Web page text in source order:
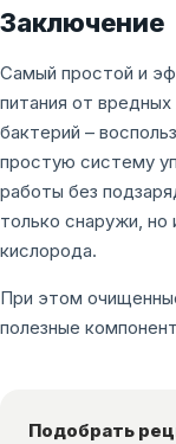
Заключение
Самый простой и
питания от
бактерий –
простую систему
работы без
только снаружи,
кислорода.
При этом
полезные
Подобрать